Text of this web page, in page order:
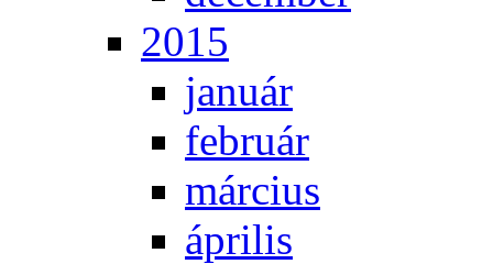
2015
ja­nu­ár
feb­ru­ár
már­ci­us
áp­ri­lis